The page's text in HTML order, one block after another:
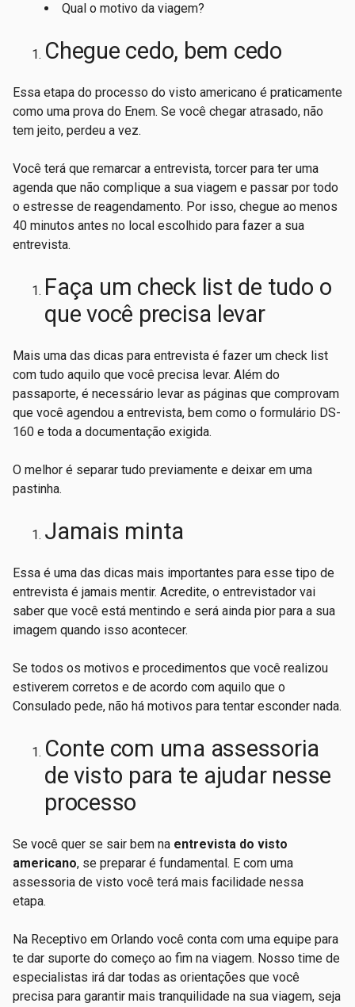
Qual o motivo da viagem?
Chegue cedo, bem cedo
Essa etapa do processo do visto americano é praticamente
como uma prova do Enem. Se você chegar atrasado, não
tem jeito, perdeu a vez.
Você terá que remarcar a entrevista, torcer para ter uma
agenda que não complique a sua viagem e passar por todo
o estresse de reagendamento. Por isso, chegue ao menos
40 minutos antes no local escolhido para fazer a sua
entrevista.
Faça um check list de tudo o
que você precisa levar
Mais uma das dicas para entrevista é fazer um check list
com tudo aquilo que você precisa levar. Além do
passaporte, é necessário levar as páginas que comprovam
que você agendou a entrevista, bem como o formulário DS-
160 e toda a documentação exigida.
O melhor é separar tudo previamente e deixar em uma
pastinha.
Jamais minta
Essa é uma das dicas mais importantes para esse tipo de
entrevista é jamais mentir. Acredite, o entrevistador vai
saber que você está mentindo e será ainda pior para a sua
imagem quando isso acontecer.
Se todos os motivos e procedimentos que você realizou
estiverem corretos e de acordo com aquilo que o
Consulado pede, não há motivos para tentar esconder nada.
Conte com uma assessoria
de visto para te ajudar nesse
processo
Se você quer se sair bem na entrevista do visto
americano, se preparar é fundamental. E com uma
assessoria de visto você terá mais facilidade nessa
etapa.
Na Receptivo em Orlando você conta com uma equipe para
te dar suporte do começo ao fim na viagem. Nosso time de
especialistas irá dar todas as orientações que você
precisa para garantir mais tranquilidade na sua viagem, seja